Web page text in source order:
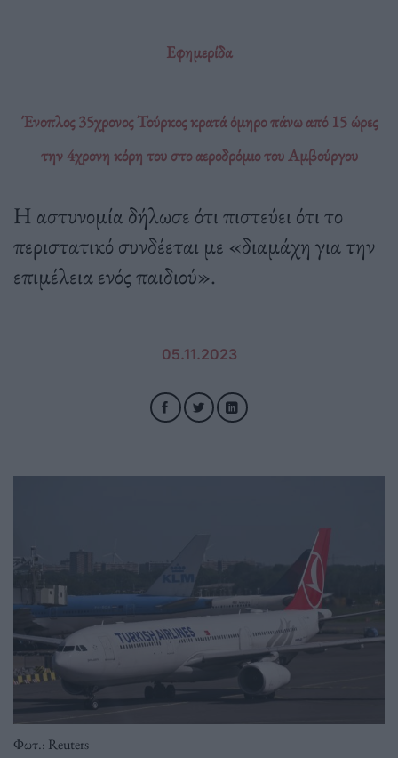
Εφημερίδα
Ένοπλος 35χρονος Τούρκος κρατά όμηρο πάνω από 15 ώρες
την 4χρονη κόρη του στο αεροδρόμιο του Αμβούργου
Η αστυνομία δήλωσε ότι πιστεύει ότι το
περιστατικό συνδέεται με «διαμάχη για την
επιμέλεια ενός παιδιού».
05.11.2023
Φωτ.: Reuters